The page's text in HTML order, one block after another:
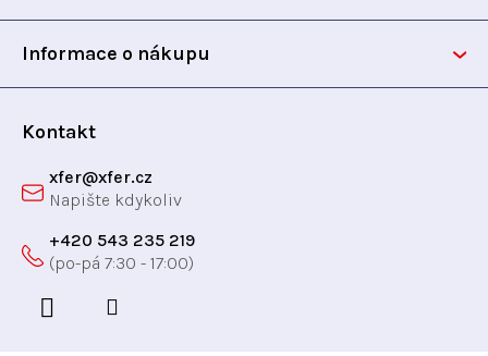
Informace o nákupu
Kontakt
xfer@xfer.cz
+420 543 235 219